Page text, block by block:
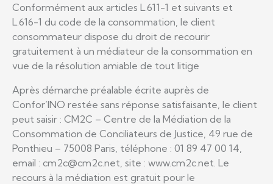
Conformément aux articles L.611-1 et suivants et
L.616-1 du code de la consommation, le client
consommateur dispose du droit de recourir
gratuitement à un médiateur de la consommation en
vue de la résolution amiable de tout litige
Après démarche préalable écrite auprès de
Confor’INO restée sans réponse satisfaisante, le client
peut saisir : CM2C – Centre de la Médiation de la
Consommation de Conciliateurs de Justice, 49 rue de
Ponthieu – 75008 Paris, téléphone : 01 89 47 00 14,
email : cm2c@cm2c.net, site : www.cm2c.net. Le
recours à la médiation est gratuit pour le